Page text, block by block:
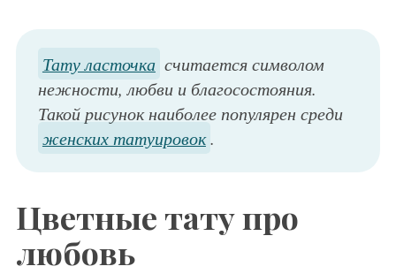
Тату ласточка считается символом
нежности, любви и благосостояния.
Такой рисунок наиболее популярен среди
женских татуировок.
Цветные тату про
любовь